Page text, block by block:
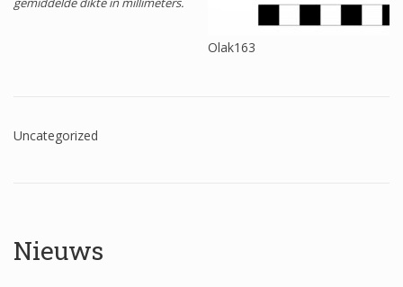
Wapenschilden
Omlijsting
Nieuws
Olak163
Uncategorized